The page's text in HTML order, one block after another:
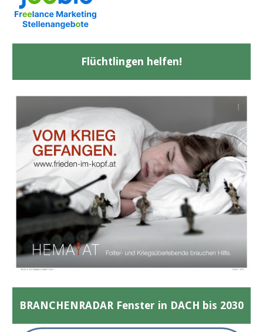
Flüchtlingen helfen!
BRANCHENRADAR Fenster in DACH bis 2030